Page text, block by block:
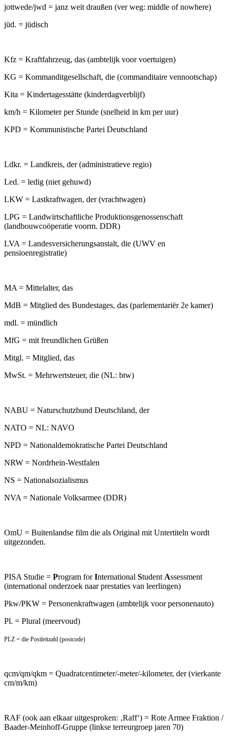
jottwede/jwd = janz weit draußen (ver weg: middle of nowhere)
jüd. = jüdisch
Kfz = Kraftfahrzeug, das (ambtelijk voor voertuigen)
KG = Kommanditgesellschaft, die (commanditaire vennootschap)
Kita = Kindertagesstätte (kinderdagverblijf)
km/h = Kilometer per Stunde (snelheid in km per uur)
KPD = Kommunistische Partei Deutschland
Ldkr. = Landkreis, der (administratieve regio)
Led. = ledig (niet gehuwd)
LKW = Lastkraftwagen, der (vrachtwagen)
LPG = Landwirtschaftliche Produktionsgenossenschaft
(landbouwcoöperatie voorm. DDR)
LVA = Landesversicherungsanstalt, die (UWV en
pensioenregistratie)
MA = Mittelalter, das
MdB = Mitglied des Bundestages, das (parlementariër 2e kamer)
mdl. = mündlich
MfG = mit freundlichen Grüßen
Mitgl. = Mitglied, das
MwSt. = Mehrwertsteuer, die (NL: btw)
NABU = Naturschutzbund Deutschland, der
NATO = NL: NAVO
NPD = Nationaldemokratische Partei Deutschland
NRW = Nordrhein-Westfalen
NS = Nationalsozialismus
NVA = Nationale Volksarmee (DDR)
OmU = Buitenlandse film die als Original mit Untertiteln wordt
uitgezonden.
PISA Studie = Program forInternational Student Assessment
(international onderzoek naar prestaties van leerlingen)
Pkw/PKW = Personenkraftwagen (ambtelijk voor personenauto)
Pl. = Plural (meervoud)
PLZ = die Postleitzahl (postcode)
qcm/qm/qkm = Quadratcentimeter/-meter/-kilometer, der (vierkante
cm/m/km)
RAF (ook aan elkaar uitgesproken: ‚Raff‘) = Rote Armee Fraktion /
Baader-Meinhoff-Gruppe (linkse terreurgroep jaren 70)